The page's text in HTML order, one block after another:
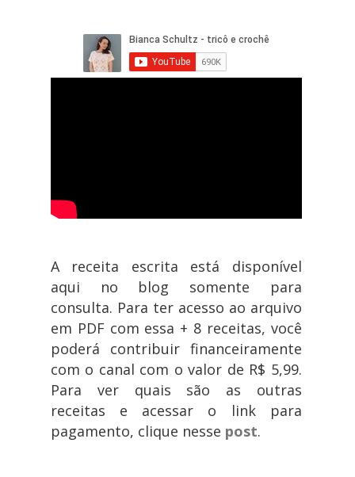
A receita escrita está disponível
aqui no blog somente para
consulta. Para ter acesso ao arquivo
em PDF com essa + 8 receitas, você
poderá contribuir financeiramente
com o canal com o valor de R$ 5,99.
Para ver quais são as outras
receitas e acessar o link para
pagamento, clique nesse post.